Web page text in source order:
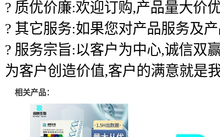
? 质优价廉:欢迎订购,产品量大价
? 其它服务:如果您对产品服务及
? 服务宗旨:以客户为中心,诚信双
为客户创造价值,客户的满意就是
相关产品：